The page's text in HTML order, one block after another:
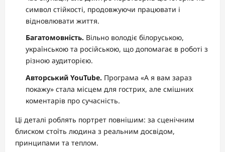
символ стійкості, продовжуючи працювати і
відновлювати життя.
Багатомовність. Вільно володіє білоруською,
українською та російською, що допомагає в роботі з
різною аудиторією.
Авторський YouTube. Програма «А я вам зараз
покажу» стала місцем для гострих, але смішних
коментарів про сучасність.
Ці деталі роблять портрет повнішим: за сценічним
блиском стоїть людина з реальним досвідом,
принципами та теплом.